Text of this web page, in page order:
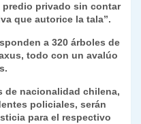
privado sin contar
que autorice la tala”.
a 320 árboles de
todo con un avalúo
de nacionalidad chilena,
policiales, serán
para el respectivo